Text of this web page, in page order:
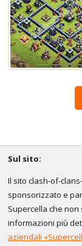
Sul sito:
Il sito clash-of-
sponsorizzato e
Supercella che
informazioni più
aziendali